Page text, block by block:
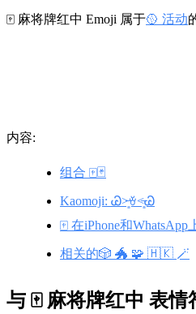
🀄 麻将牌红中 Emoji 属于🥎 活动
内容:
组合 🀄🃏
Kaomoji: Ꮚ˃̶͈ꈊ˂̶͈Ꮚ
🀄 在iPhone和WhatsApp
相关的🎲 🐲 🧩 🇭🇰 🪄
与 🀄 麻将牌红中 表